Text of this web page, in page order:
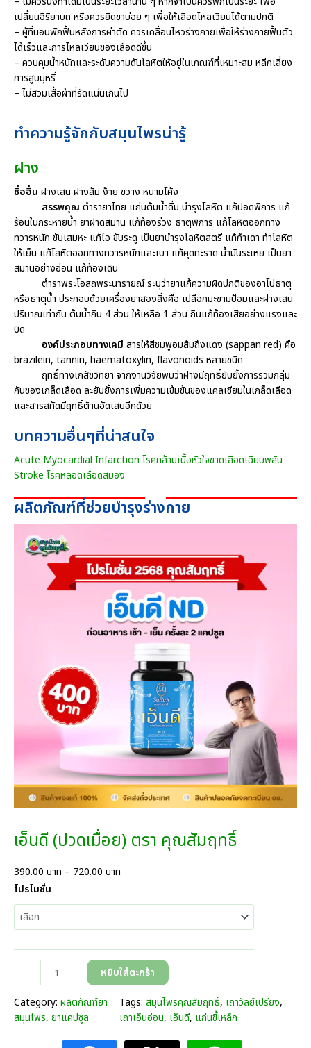
เปลี่ยนอิริยาบถ หรือควรยืดขาบ่อย ๆ เพื่อให้เลือดไหลเวียนได้ตามปกติ
– ผู้ที่นอนพักฟื้นหลังการผ่าตัด ควรเคลื่อนไหวร่างกายเพื่อให้ร่างกายฟื้นตัว
ได้เร็วและการไหลเวียนของเลือดดีขึ้น
– ควบคุมน้ำหนักและระดับความดันโลหิตให้อยู่ในเกณฑ์ที่เหมาะสม หลีกเลี่ยง
การสูบบุหรี่
– ไม่สวมเสื้อผ้าที่รัดแน่นเกินไป
ทำความรู้จักกับสมุนไพรน่ารู้
ฝาง
ชื่ออื่น ฝางเสน ฝางส้ม ง้าย ขวาง หนามโค้ง
สรรพคุณ ตำรายาไทย แก่นต้มน้ำดื่ม บำรุงโลหิต แก้ปอดพิการ แก้
ร้อนในกระหายน้ำ ยาฝาดสมาน แก้ท้องร่วง ธาตุพิการ แก้โลหิตออกทาง
ทวารหนัก ขับเสมหะ แก้ไอ ขับระดู เป็นยาบำรุงโลหิตสตรี แก้กำเดา ทำโลหิต
ให้เย็น แก้โลหิตออกทางทวารหนักและเบา แก้คุดทะราด น้ำมันระเหย เป็นยา
สมานอย่างอ่อน แก้ท้องเดิน
ตำราพระโอสถพระนารายณ์ ระบุว่ายาแก้ความผิดปกติของอาโปธาตุ
หรือธาตุน้ำ ประกอบด้วยเครื่องยาสองสิ่งคือ เปลือกมะขามป้อมและฝางเสน
ปริมาณเท่ากัน ต้มน้ำกิน 4 ส่วน ให้เหลือ 1 ส่วน กินแก้ท้องเสียอย่างแรงและ
บิด
องค์ประกอบทางเคมี สารให้สีชมพูอมส้มถึงแดง (sappan red) คือ
brazilein, tannin, haematoxylin, flavonoids หลายชนิด
ฤทธิ์ทางเภสัชวิทยา จากงานวิจัยพบว่าฝางมีฤทธิ์ยับยั้งการรวมกลุ่ม
กันของเกล็ดเลือด ละยับยั้งการเพิ่มความเข้มข้นของแคลเซียมในเกล็ดเลือด
และสารสกัดมีฤทธิ์ต้านอัดเสบอีกด้วย
บทความอื่นๆที่น่าสนใจ
Acute Myocardial Infarction โรคกล้ามเนื้อหัวใจขาดเลือดเฉียบพลัน
Stroke โรคหลอดเลือดสมอง
ผลิตภัณฑ์ที่ช่วยบำรุงร่างกาย
เอ็นดี (ปวดเมื่อย) ตรา คุณสัมฤทธิ์
390.00 บาท – 720.00 บาท
i
e
r
a
n
e
:
3
โปรโมชั่น
ว
น
หยิบใส่ตะกร้า
Category: ผลิตภัณฑ์ยา
สมุนไพร, ยาแคปซูล
Tags:สมุนไพรคุณสัมฤทธิ์, เถาวัลย์เปรียง
เถาเอ็นอ่อน, เอ็นดี, แก่นขี้เหล็ก